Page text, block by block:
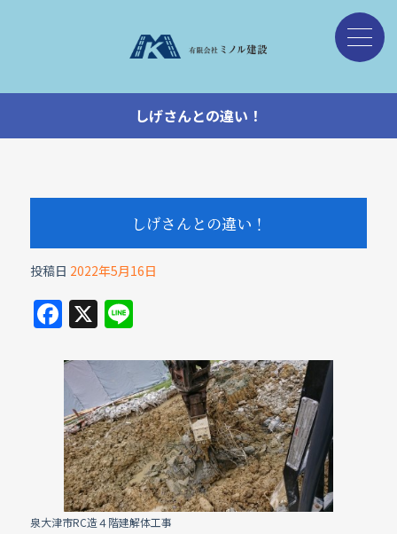
しげさんとの違い！
しげさんとの違い！
投稿日 2022年5月16日
F
a
c
e
b
o
o
k
X Li
e
泉大津市RC造４階建解体工事